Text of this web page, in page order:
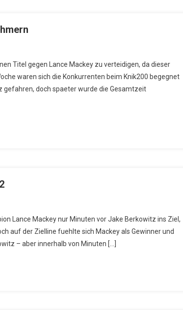
Titel gegen Lance Mackey zu verteidigen, da dieser
waren sich die Konkurrenten beim Knik200 begegnet
gefahren, doch spaeter wurde die Gesamtzeit
Lance Mackey nur Minuten vor Jake Berkowitz ins Ziel,
auf der Zielline fuehlte sich Mackey als Gewinner und
– aber innerhalb von Minuten […]